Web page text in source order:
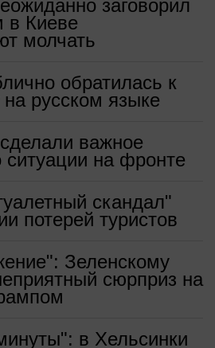
заговорил
в Киеве
молчать
обратилась к
русском языке
важное
ситуации на фронте
скандал"
потерей туристов
Зеленскому
сюрприз на
в Хельсинки